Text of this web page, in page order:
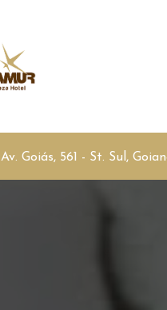
Av. Goiás, 561 - St. Sul,